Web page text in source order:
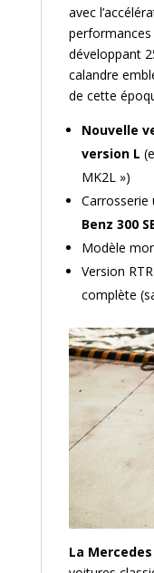
avec
performances
développant
calandre
de cette
Nouvelle
version L
MK2L »)
Carrosserie
Benz 300
Modèle
Version
complète
La Mercedes